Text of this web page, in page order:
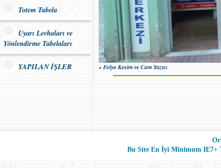
Totem Tabela
Uyarı Levhaları ve
Yönlendirme Tabelaları
YAPILAN İŞLER » Folyo Kesim ve Cam Yazısı
Bu Site En İyi Minimum IE7+